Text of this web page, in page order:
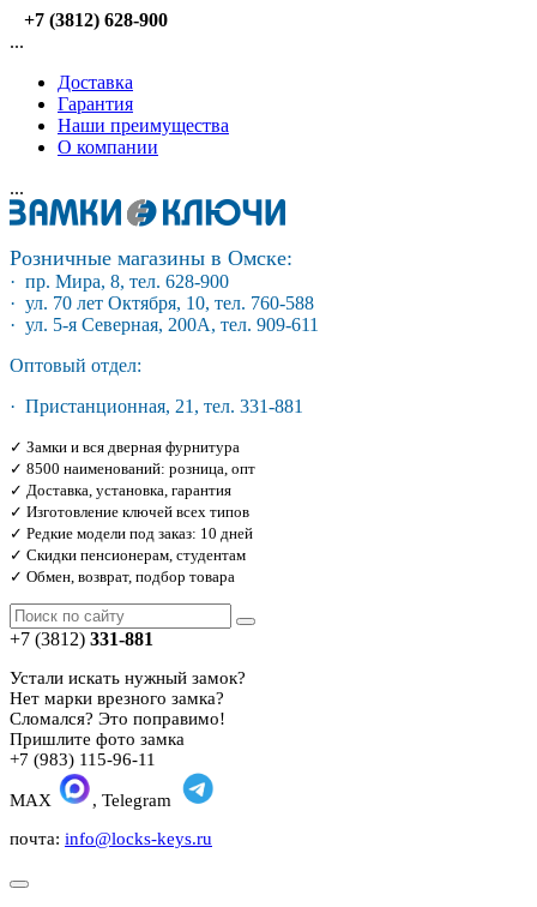
+7 (3812) 628-900
...
Доставка
Гарантия
Наши преимущества
О компании
...
Розничные магазины в Омске:
· пр. Мира, 8, тел. 628-900
· ул. 70 лет Октября, 10, тел. 760-588
· ул. 5-я Северная, 200А, тел. 909-611
Оптовый отдел:
· Пристанционная, 21, тел. 331-881
✓ Замки и вся дверная фурнитура
✓ 8500 наименований: розница, опт
✓ Доставка, установка, гарантия
✓ Изготовление ключей всех типов
✓ Редкие модели под заказ: 10 дней
✓ Скидки пенсионерам, студентам
✓ Обмен, возврат, подбор товара
+7 (3812) 331-881
Устали искать нужный замок?
Нет марки врезного замка?
Сломался? Это поправимо!
Пришлите фото замка
+7 (983) 115-96-11
MAX
, Telegram
почта: info@locks-keys.ru